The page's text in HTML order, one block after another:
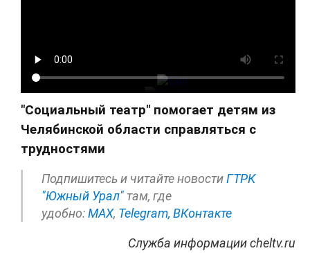
"Социальный театр" помогает детям из
Челябинской области справляться с
трудностями
Подпишитесь и читайте новостиГТРК
"Южный Урал" там, где
удобно:МАХ, Telegram, ВКонтакте
Служба информации cheltv.ru